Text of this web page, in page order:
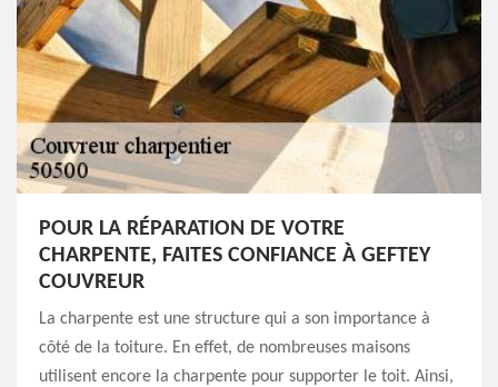
POUR LA RÉPARATION DE VOTRE
CHARPENTE, FAITES CONFIANCE À GEFTEY
COUVREUR
La charpente est une structure qui a son importance à
côté de la toiture. En effet, de nombreuses maisons
utilisent encore la charpente pour supporter le toit. Ainsi,